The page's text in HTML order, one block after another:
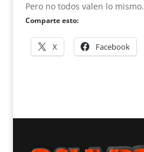
Pero no todos valen lo mismo.
Comparte esto:
X Facebook